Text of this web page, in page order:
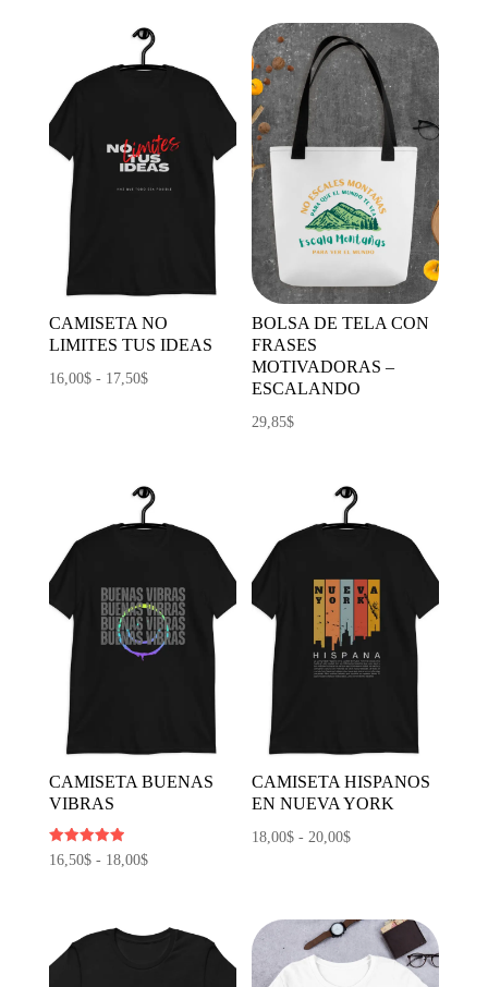
CAMISETA NO
LIMITES TUS IDEAS
16,00$ - 17,50$Rango
16,00$
hasta
BOLSA DE TELA CON
FRASES
MOTIVADORAS –
ESCALANDO
29,85$
CAMISETA BUENAS
VIBRAS
Valorado
con
16,50$ - 18,00$Rango
CAMISETA HISPANOS
EN NUEVA YORK
18,00$ - 20,00$Rango
desde
18,00$